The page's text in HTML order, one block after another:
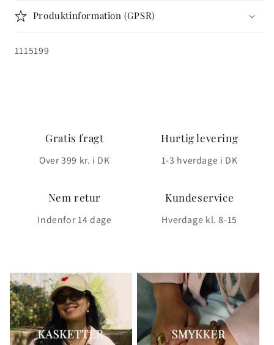
Produktinformation (GPSR)
SKU:
1115199
Gratis fragt
Over 399 kr. i DK
Hurtig levering
1-3 hverdage i DK
Nem retur
Indenfor 14 dage
Kundeservice
Hverdage kl. 8-15